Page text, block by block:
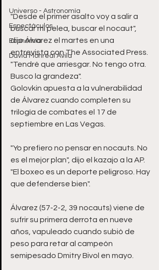
Universo - Astronomía
Espectáculos
Economía
David Monreal Ávila
"Desde el primer asalto voy a salir a
buscar mi pelea, buscar el nocaut",
dijo Álvarez el martes en una
entrevista con The Associated Press.
"Tendré que arriesgar. No tengo otra.
Busco la grandeza".
Golovkin apuesta a la vulnerabilidad
de Álvarez cuando completen su
trilogía de combates el 17 de
septiembre en Las Vegas.
"Yo prefiero no pensar en nocauts. No
es el mejor plan", dijo el kazajo a la AP.
"El boxeo es un deporte peligroso. Hay
que defenderse bien".
Álvarez (57-2-2, 39 nocauts) viene de
sufrir su primera derrota en nueve
años, vapuleado cuando subió de
peso para retar al campeón
semipesado Dmitry Bivol en mayo.